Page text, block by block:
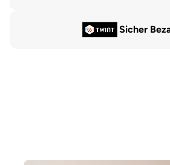
Sicher